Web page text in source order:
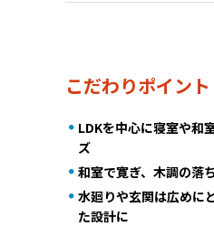
こだわりポイント
LDKを中心に寝室や和
ズ
和室で寛ぎ、木調の落
水廻りや玄関は広めに
た設計に